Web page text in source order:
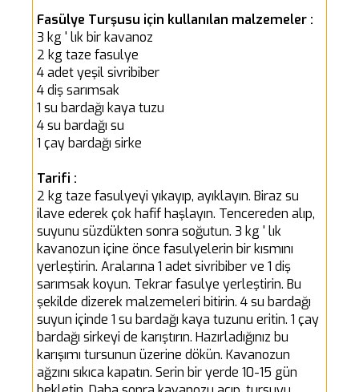
Fasülye Turşusu için kullanılan malzemeler :
3 kg ' lık bir kavanoz
2 kg taze fasulye
4 adet yeşil sivribiber
4 diş sarımsak
1 su bardağı kaya tuzu
4 su bardağı su
1 çay bardağı sirke
Tarifi :
2 kg taze fasulyeyi yıkayıp, ayıklayın. Biraz su
ilave ederek çok hafif haşlayın. Tencereden alıp,
suyunu süzdükten sonra soğutun. 3 kg ' lık
kavanozun içine önce fasulyelerin bir kısmını
yerleştirin. Aralarına 1 adet sivribiber ve 1 diş
sarımsak koyun. Tekrar fasulye yerleştirin. Bu
şekilde dizerek malzemeleri bitirin. 4 su bardağı
suyun içinde 1 su bardağı kaya tuzunu eritin. 1 çay
bardağı sirkeyi de karıştırın. Hazırladığınız bu
karışımı tursunun üzerine dökün. Kavanozun
ağzını sıkıca kapatın. Serin bir yerde 10-15 gün